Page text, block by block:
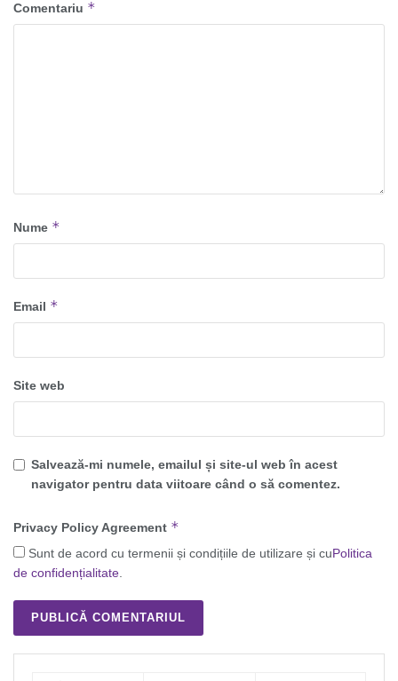
Comentariu *
Nume *
Email *
Site web
Salvează-mi numele, emailul și site-ul web în acest
navigator pentru data viitoare când o să comentez.
Privacy Policy Agreement *
Sunt de acord cu termenii și condițiile de utilizare și cuPolitica
de confidențialitate.